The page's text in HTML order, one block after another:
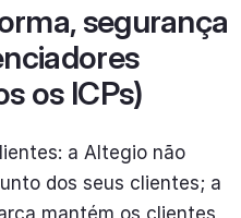
segurança
os ICPs)
a Altegio não
dos seus clientes; a
mantém os clientes